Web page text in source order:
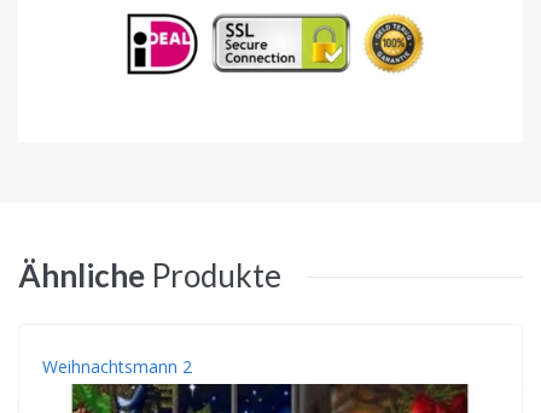
Ähnliche Produkte
Weihnachtsmann 2